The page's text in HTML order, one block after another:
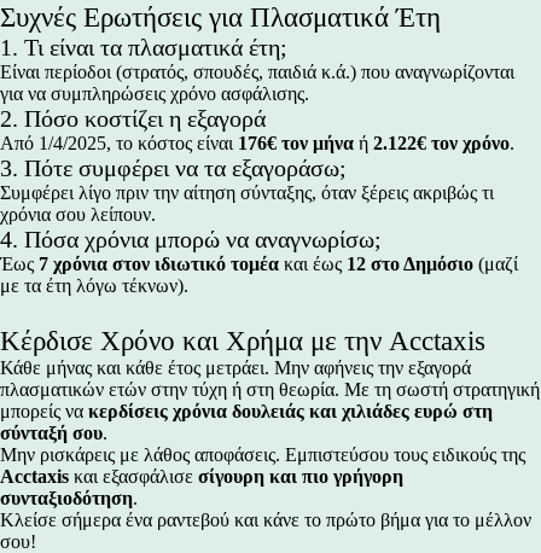
Συχνές Ερωτήσεις για Πλασματικά Έτη
1. Τι είναι τα πλασματικά έτη;
Είναι περίοδοι (στρατός, σπουδές, παιδιά κ.ά.) που αναγνωρίζονται
για να συμπληρώσεις χρόνο ασφάλισης.
2. Πόσο κοστίζει η εξαγορά
Από 1/4/2025, το κόστος είναι 176€ τον μήνα ή 2.122€ τον χρόνο.
3. Πότε συμφέρει να τα εξαγοράσω;
Συμφέρει λίγο πριν την αίτηση σύνταξης, όταν ξέρεις ακριβώς τι
χρόνια σου λείπουν.
4. Πόσα χρόνια μπορώ να αναγνωρίσω;
Έως 7 χρόνια στον ιδιωτικό τομέα και έως 12 στο Δημόσιο (μαζί
με τα έτη λόγω τέκνων).
Κέρδισε Χρόνο και Χρήμα με την Acctaxis
Κάθε μήνας και κάθε έτος μετράει. Μην αφήνεις την εξαγορά
πλασματικών ετών στην τύχη ή στη θεωρία. Με τη σωστή στρατηγική
μπορείς να κερδίσεις χρόνια δουλειάς και χιλιάδες ευρώ στη
σύνταξή σου.
Μην ρισκάρεις με λάθος αποφάσεις. Εμπιστεύσου τους ειδικούς της
Acctaxis και εξασφάλισε σίγουρη και πιο γρήγορη
συνταξιοδότηση.
Κλείσε σήμερα ένα ραντεβού και κάνε το πρώτο βήμα για το μέλλον
σου!